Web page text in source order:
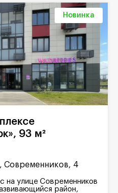
Новинка
93 м²
Современников, 4
на улице Современников
район,